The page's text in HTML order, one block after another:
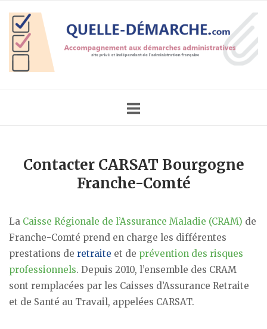
content
Home
Contacter CARSAT Bourgogne
Franche-Comté
La Caisse Régionale de l’Assurance Maladie (CRAM) de
Franche-Comté prend en charge les différentes
prestations de retraite et de prévention des risques
professionnels. Depuis 2010, l’ensemble des CRAM
sont remplacées par les Caisses d’Assurance Retraite
et de Santé au Travail, appelées CARSAT.